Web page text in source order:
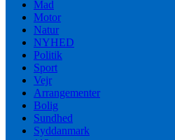
Mad
Motor
Natur
NYHED
Politik
Sport
Vejr
Arrangementer
Bolig
Sundhed
Syddanmark